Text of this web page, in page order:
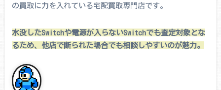
の買取に力を入れている宅配買取専門店です。
水没したSwitchや電源が入らないSwitchでも査定対象とな
るため、他店で断られた場合でも相談しやすいのが魅力。